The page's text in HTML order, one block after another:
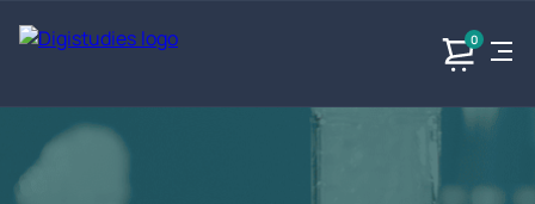
0
Exacte
vakken
Producten